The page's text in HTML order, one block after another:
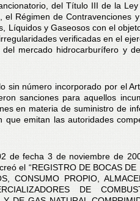
del Título III de la Ley
el Régimen de Contravenciones
Líquidos y Gaseosos con el
verificadas en el
mercado hidrocarburífero y
sin número incorporado por el
sanciones para aquellos
en materia de suministro de
que emitan las autoridades
de fecha 3 de noviembre de
el “REGISTRO DE BOCAS DE
CONSUMO PROPIO,
DE